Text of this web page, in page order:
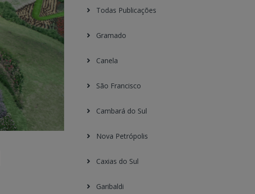
Todas Publicações
Gramado
Canela
São Francisco
Cambará do Sul
Nova Petrópolis
Caxias do Sul
Garibaldi